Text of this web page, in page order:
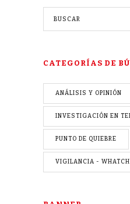
CATEGORÍAS DE
ANÁLISIS Y OPINIÓN
INVESTIGACIÓN EN
PUNTO DE QUIEBRE
VIGILANCIA -